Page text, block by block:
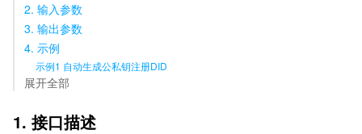
2. 输入参数
3. 输出参数
4. 示例
示例1 自动生成公私钥注册DID
展开全部
1. 接口描述